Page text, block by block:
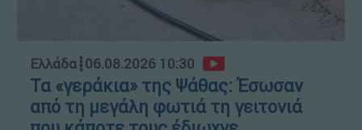
Ελλάδα┋06.08.2026 10:30
Τα «γεράκια» της Ψάθας: Έσωσαν
από τη μεγάλη φωτιά τη γειτονιά